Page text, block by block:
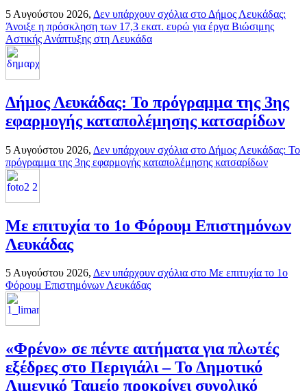
5 Αυγούστου 2026, Δεν υπάρχουν σχόλια στο Δήμος Λευκάδας:
Άνοιξε η πρόσκληση των 17,3 εκατ. ευρώ για έργα Βιώσιμης
Αστικής Ανάπτυξης στη Λευκάδα
Δήμος Λευκάδας: Το πρόγραμμα της 3ης
εφαρμογής καταπολέμησης κατσαρίδων
5 Αυγούστου 2026, Δεν υπάρχουν σχόλια στο Δήμος Λευκάδας: Το
πρόγραμμα της 3ης εφαρμογής καταπολέμησης κατσαρίδων
Με επιτυχία το 1ο Φόρουμ Επιστημόνων
Λευκάδας
5 Αυγούστου 2026, Δεν υπάρχουν σχόλια στο Με επιτυχία το 1ο
Φόρουμ Επιστημόνων Λευκάδας
«Φρένο» σε πέντε αιτήματα για πλωτές
εξέδρες στο Περιγιάλι – Το Δημοτικό
Λιμενικό Ταμείο προκρίνει συνολικό